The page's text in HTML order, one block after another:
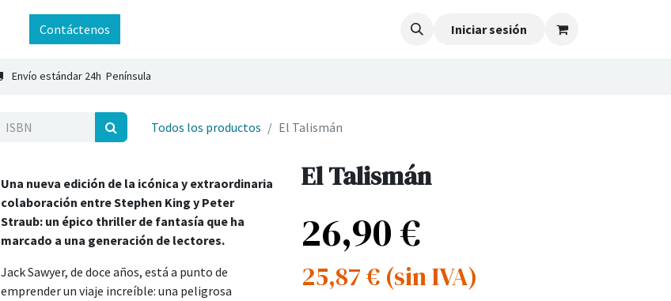
Contáctenos Iniciar sesión
Envío estándar 24h Península
Todos los productos El Talismán
Una nueva edición de la icónica y extraordinaria
colaboración entre Stephen King y Peter
Straub: un épico thriller de fantasía que ha
marcado a una generación de lectores.
Jack Sawyer, de doce años, está a punto de
emprender un viaje increíble: una peligrosa
El Talismán
26,90€
25,87€ (sin IVA)